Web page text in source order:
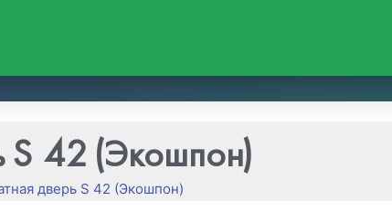
S 42 (Экошпон)
дверь S 42 (Экошпон)